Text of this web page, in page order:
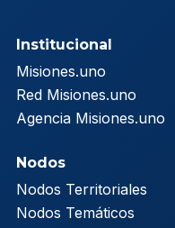
Institucional
Misiones.uno
Red Misiones.uno
Agencia Misiones.uno
Nodos
Nodos Territoriales
Nodos Temáticos